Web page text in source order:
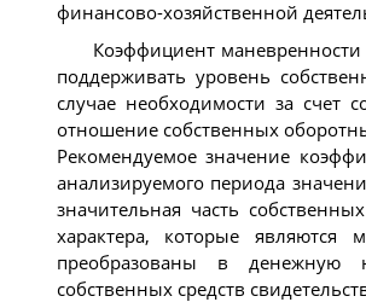
финансово-хозяйственной
Коэффициент маневренности
поддерживать уровень
случае необходимости за счет
отношение собственных
Рекомендуемое значение
анализируемого периода
значительная часть
характера, которые
преобразованы в денежную
собственных средств